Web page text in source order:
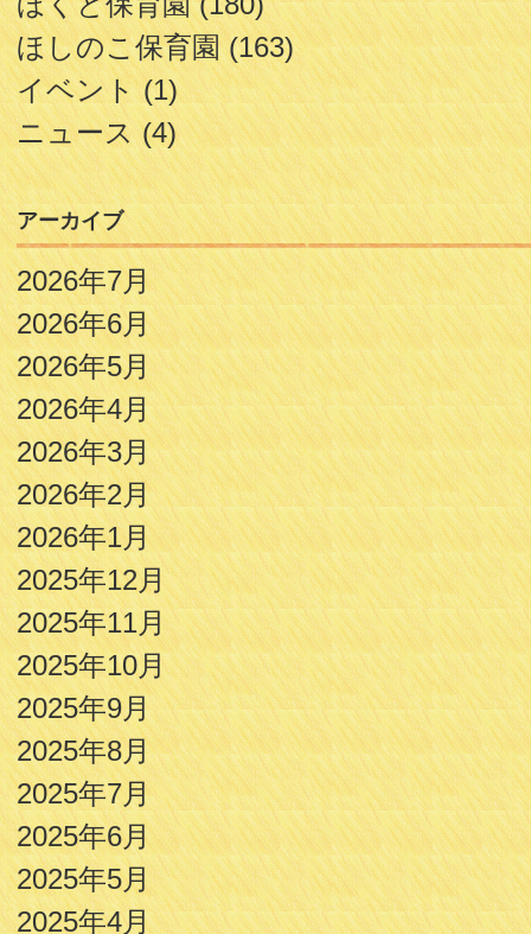
ほしのこ保育園(163)
イベント(1)
ニュース(4)
アーカイブ
2026年7月
2026年6月
2026年5月
2026年4月
2026年3月
2026年2月
2026年1月
2025年12月
2025年11月
2025年10月
2025年9月
2025年8月
2025年7月
2025年6月
2025年5月
2025年4月